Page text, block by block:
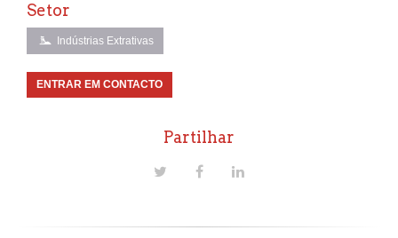
Setor
Indústrias Extrativas
ENTRAR EM CONTACTO
Partilhar